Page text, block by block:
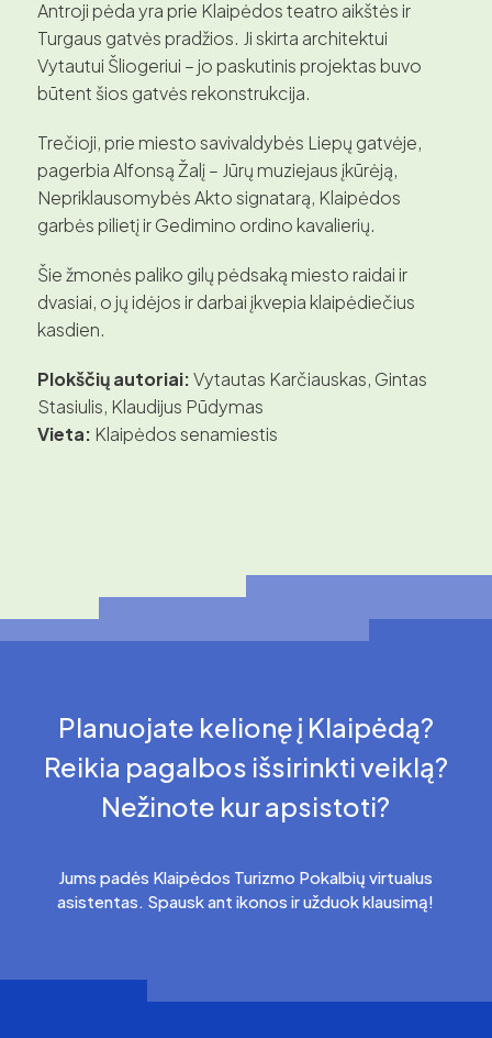
Antroji pėda yra prie Klaipėdos teatro aikštės ir
Turgaus gatvės pradžios. Ji skirta architektui
Vytautui Šliogeriui – jo paskutinis projektas buvo
būtent šios gatvės rekonstrukcija.
Trečioji, prie miesto savivaldybės Liepų gatvėje,
pagerbia Alfonsą Žalį – Jūrų muziejaus įkūrėją,
Nepriklausomybės Akto signatarą, Klaipėdos
garbės pilietį ir Gedimino ordino kavalierių.
Šie žmonės paliko gilų pėdsaką miesto raidai ir
dvasiai, o jų idėjos ir darbai įkvepia klaipėdiečius
kasdien.
Plokščių autoriai:Vytautas Karčiauskas, Gintas
Stasiulis, Klaudijus Pūdymas
Vieta: Klaipėdos senamiestis
Planuojate kelionę į Klaipėdą?
Reikia pagalbos išsirinkti veiklą?
Nežinote kur apsistoti?
Jums padės Klaipėdos Turizmo Pokalbių virtualus
asistentas. Spausk ant ikonos ir užduok klausimą!